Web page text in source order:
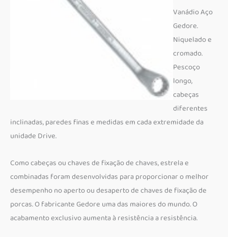
Vanádio Aço
Gedore.
Niquelado e
cromado.
Pescoço
longo,
cabeças
diferentes
inclinadas, paredes finas e medidas em cada extremidade da
unidade Drive.
Como cabeças ou chaves de fixação de chaves, estrela e
combinadas foram desenvolvidas para proporcionar o melhor
desempenho no aperto ou desaperto de chaves de fixação de
porcas.O fabricante Gedore uma das maiores do mundo.O
acabamento exclusivo aumenta à resistência a resistência.